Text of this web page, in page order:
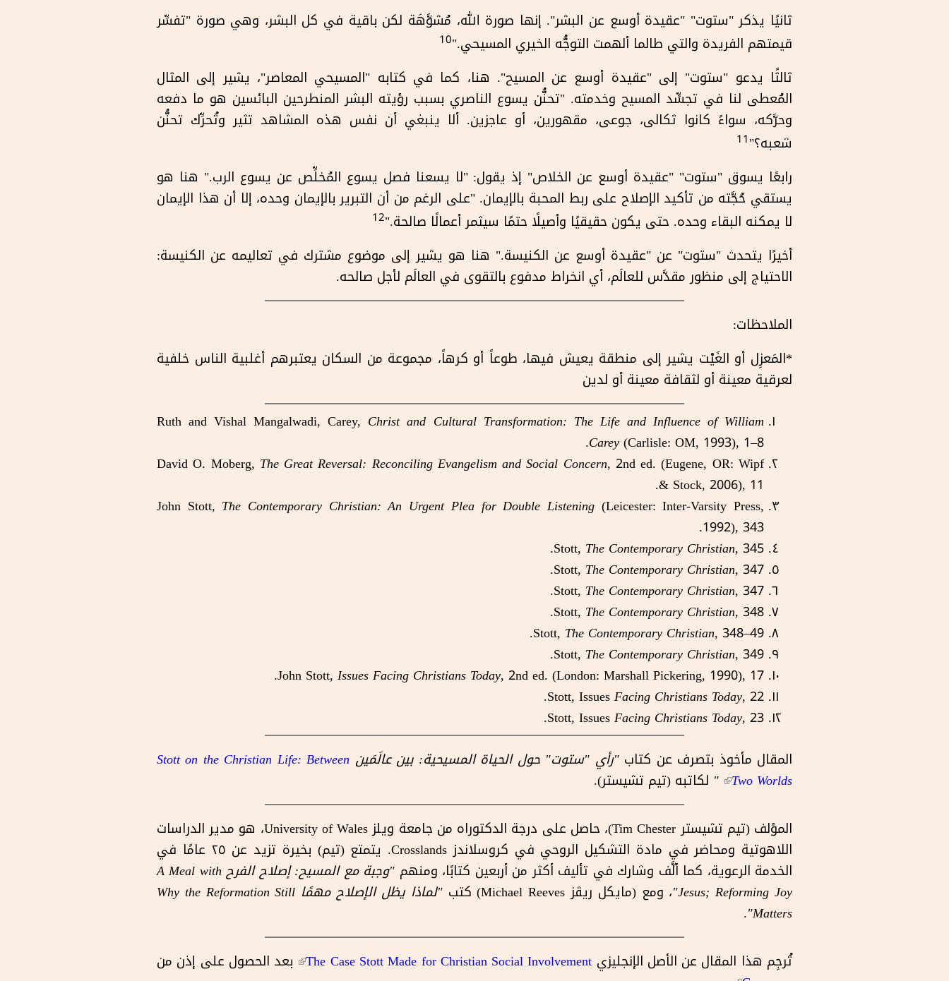
ثانيًا يذكر "ستوت" "عقيدة أوسع عن البشر". إنها صورة الله، مُشوَّهَة لكن باقية في كل البشر، وهي صورة "تفسِّر
قيمتهم الفريدة والتي طالما ألهمت التوجُّه الخيري المسيحي."10
ثالثًا يدعو "ستوت" إلى "عقيدة أوسع عن المسيح". هنا، كما في كتابه "المسيحي المعاصر"، يشير إلى المثال
المُعطى لنا في تجسٍّد المسيح وخدمته. "تحنُّن يسوع الناصري بسبب رؤيته البشر المنطرحين البائسين هو ما دفعه
وحرَّكه، سواءً كانوا ثكالى، جوعى، مقهورين، أو عاجزين. ألا ينبغي أن نفس هذه المشاهد تثير وتُحرِّك تحنُّن
شعبه؟"11
رابعًا يسوق "ستوت" "عقيدة أوسع عن الخلاص" إذ يقول: "لا يسعنا فصل يسوع المُخلِّص عن يسوع الرب." هنا هو
يستقي حُجَّته من تأكيد الإصلاح على ربط المحبة بالإيمان. "على الرغم من أن التبرير بالإيمان وحده، إلا أن هذا الإيمان
لا يمكنه البقاء وحده. حتى يكون حقيقيًا وأصيلًا حتمًا سيثمر أعمالًا صالحة."12
أخيرًا يتحدث "ستوت" عن "عقيدة أوسع عن الكنيسة." هنا هو يشير إلى موضوع مشترك في تعاليمه عن الكنيسة:
الاحتياج إلى منظور مقدَّس للعالَم، أي انخراط مدفوع بالتقوى في العالَم لأجل صالحه.
الملاحظات:
*المَعزِل أو الغَيْت يشير إلى منطقة يعيش فيها، طوعاً أو كرهاً، مجموعة من السكان يعتبرهم أغلبية الناس خلفية
لعرقية معينة أو لثقافة معينة أو لدين
Ruth and Vishal Mangalwadi, Carey, Christ and Cultural Transformation: The Life and Influence of William
Carey(Carlisle: OM, 1993), 1–8.
David O. Moberg, The Great Reversal: Reconciling Evangelism and Social Concern, 2nd ed. (Eugene, OR: Wipf
& Stock, 2006), 11.
John Stott, The Contemporary Christian: An Urgent Plea for Double Listening(Leicester: Inter-Varsity Press,
1992), 343.
Stott, The Contemporary Christian, 345.
Stott, The Contemporary Christian, 347.
Stott, The Contemporary Christian, 347.
Stott, The Contemporary Christian, 348.
Stott, The Contemporary Christian, 348–49.
Stott, The Contemporary Christian, 349.
John Stott, Issues Facing Christians Today, 2nd ed. (London: Marshall Pickering, 1990), 17.
Stott, IssuesFacing Christians Today, 22.
Stott, IssuesFacing Christians Today, 23.
المقال مأخوذ بتصرف عن كتاب"رأي "ستوت" حول الحياة المسيحية: بين عالَمَين Stott on the Christian Life: Between
Two Worlds
" لكاتبه (تيم تشيستر).
المؤلف (تيم تشيستر Tim Chester)، حاصل على درجة الدكتوراه من جامعة ويلز University of Wales، هو مدير الدراسات
اللاهوتية ومحاضر في مادة التشكيل الروحي في كروسلاندز Crosslands. يتمتع (تيم) بخيرة تزيد عن ٢٥ عامًا في
الخدمة الرعوية، كما ألَّف وشارك في تأليف أكثر من أربعين كتابًا، ومنهم "وجبة مع المسيح: إصلاح الفرح A Meal with
Jesus; Reforming Joy
"، ومع (مايكل ريڤز Michael Reeves) كتب "لماذا يظل الإصلاح مهمًا Why the Reformation Still
Matters
"
.
تُرجِم هذا المقال عن الأصل الإنجليزي The Case Stott Made for Christian Social Involvement بعد الحصول على إذن من